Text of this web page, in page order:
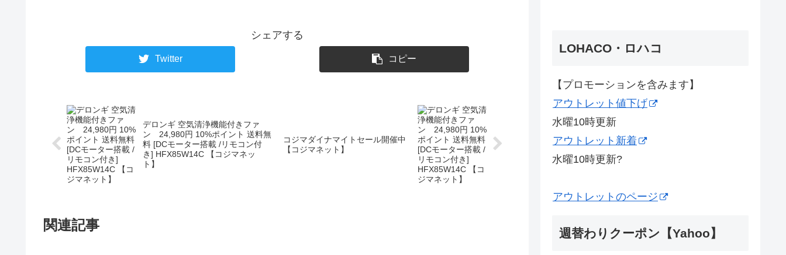
シェアする
Twitter コピー
デロンギ 空気清浄機能付きファ
ン 24,980円 10%ポイント 送料無
料 [DCモーター搭載 /リモコン付
き] HFX85W14C 【コジマネッ
ト】
コジマダイナマイトセール開催中
【コジマネット】
関連記事
LOHACO・ロハコ
【プロモーションを含みます】
アウトレット値下げ
水曜10時更新
アウトレット新着
水曜10時更新?
アウトレットのページ
週替わりクーポン【Yahoo】